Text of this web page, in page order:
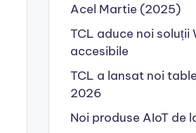
Acel Martie (2025)
TCL aduce noi soluții
accesibile
TCL a lansat noi
2026
Noi produse AIoT de